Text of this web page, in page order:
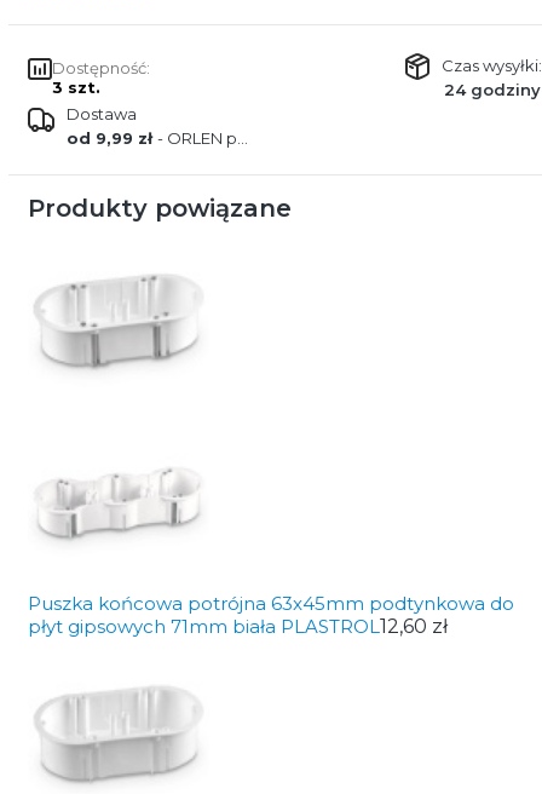
Dostępność:
3 szt.
Czas wysyłki:
24 godziny
Dostawa
od 9,99 zł- ORLEN paczka
Produkty powiązane
Puszka końcowa potrójna 63x45mm podtynkowa do
płyt gipsowych 71mm biała PLASTROL 12,60 zł